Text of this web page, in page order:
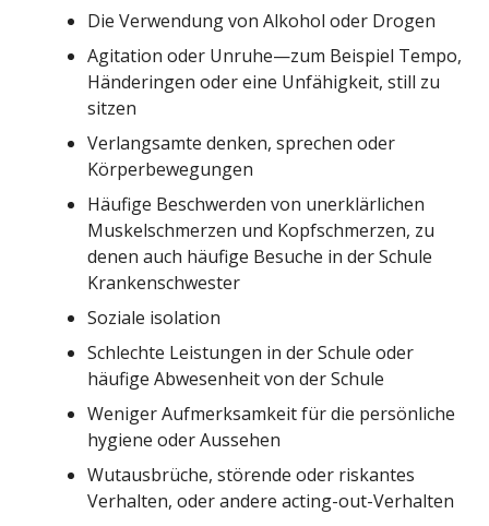
Die Verwendung von Alkohol oder Drogen
Agitation oder Unruhe—zum Beispiel Tempo,
Händeringen oder eine Unfähigkeit, still zu
sitzen
Verlangsamte denken, sprechen oder
Körperbewegungen
Häufige Beschwerden von unerklärlichen
Muskelschmerzen und Kopfschmerzen, zu
denen auch häufige Besuche in der Schule
Krankenschwester
Soziale isolation
Schlechte Leistungen in der Schule oder
häufige Abwesenheit von der Schule
Weniger Aufmerksamkeit für die persönliche
hygiene oder Aussehen
Wutausbrüche, störende oder riskantes
Verhalten, oder andere acting-out-Verhalten